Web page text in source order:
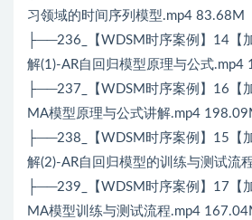
习领域的时间序列模型.mp4 83.68M
├──236_【WDSM时序案例】14【
解(1)-AR自回归模型原理与公式.mp4
├──237_【WDSM时序案例】16【
MA模型原理与公式讲解.mp4
├──238_【WDSM时序案例】15【
解(2)-AR自回归模型的训练与测试流
├──239_【WDSM时序案例】17【
MA模型训练与测试流程.mp4